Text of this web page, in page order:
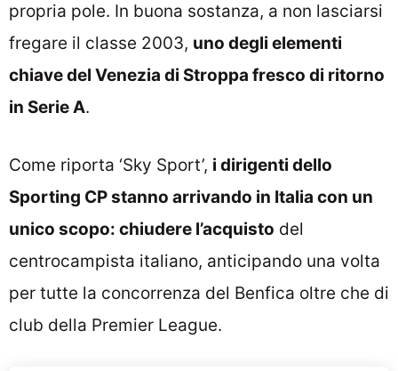
propria pole. In buona sostanza, a non lasciarsi
fregare il classe 2003, uno degli elementi
chiave del Venezia di Stroppa fresco di ritorno
in Serie A.
Come riporta ‘Sky Sport’, i dirigenti dello
Sporting CP stanno arrivando in Italia con un
unico scopo: chiudere l’acquisto del
centrocampista italiano, anticipando una volta
per tutte la concorrenza del Benfica oltre che di
club della Premier League.